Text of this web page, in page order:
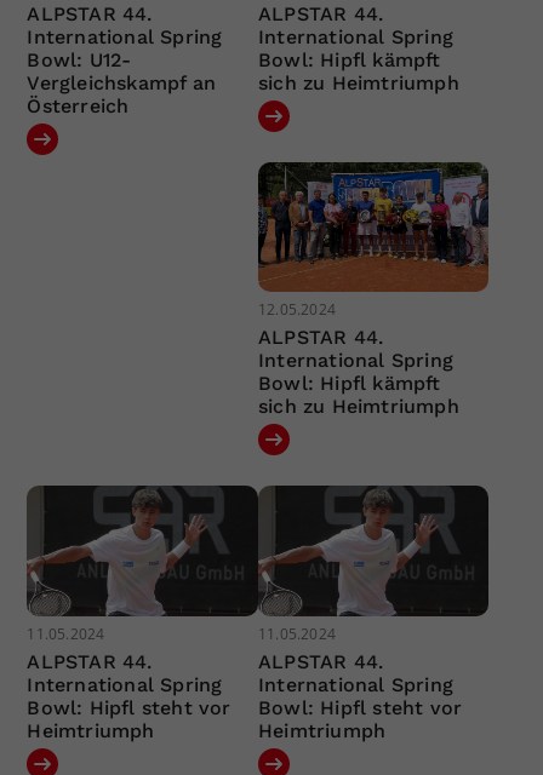
ALPSTAR 44.
International Spring
Bowl: U12-
Vergleichskampf an
Österreich
ALPSTAR 44.
International Spring
Bowl: Hipfl kämpft
sich zu Heimtriumph
12.05.2024
ALPSTAR 44.
International Spring
Bowl: Hipfl kämpft
sich zu Heimtriumph
11.05.2024
ALPSTAR 44.
International Spring
Bowl: Hipfl steht vor
Heimtriumph
11.05.2024
ALPSTAR 44.
International Spring
Bowl: Hipfl steht vor
Heimtriumph